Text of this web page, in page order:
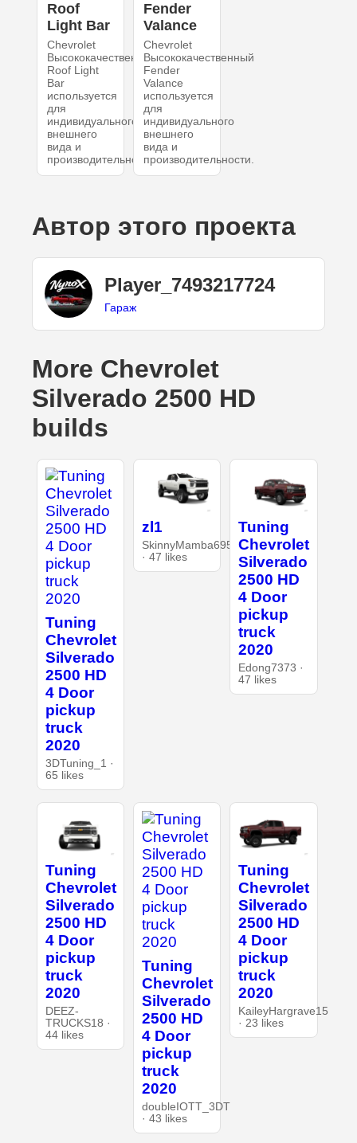
Roof
Light Bar
Chevrolet
Высококачественный
Roof Light
Bar
используется
для
индивидуального
внешнего
вида и
производительности.
Fender
Valance
Chevrolet
Высококачественный
Fender
Valance
используется
для
индивидуального
внешнего
вида и
производительности.
Автор этого проекта
Player_7493217724
Гараж
More Chevrolet
Silverado 2500 HD
builds
Tuning
Chevrolet
Silverado
2500 HD
4 Door
pickup
truck
2020
3DTuning_1 ·
65 likes
zl1
SkinnyMamba6954
· 47 likes
Tuning
Chevrolet
Silverado
2500 HD
4 Door
pickup
truck
2020
Edong7373 ·
47 likes
Tuning
Chevrolet
Silverado
2500 HD
4 Door
pickup
truck
2020
DEEZ-
TRUCKS18 ·
44 likes
Tuning
Chevrolet
Silverado
2500 HD
4 Door
pickup
truck
2020
doubleIOTT_3DT
· 43 likes
Tuning
Chevrolet
Silverado
2500 HD
4 Door
pickup
truck
2020
KaileyHargrave15
· 23 likes